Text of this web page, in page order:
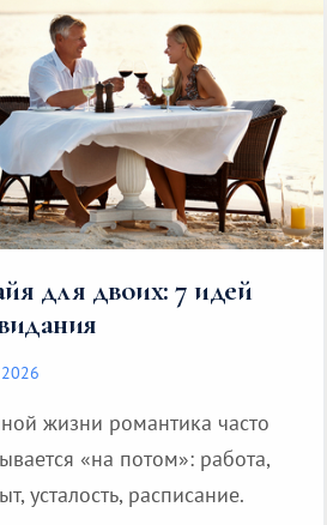
для двоих: 7 идей
жизни романтика часто
«на потом»: работа,
усталость, расписание.